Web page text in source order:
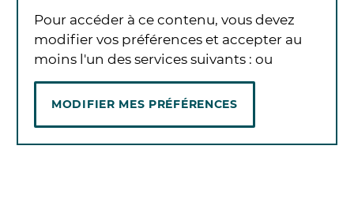
Pour accéder à ce contenu, vous devez
modifier vos préférences et accepter au
moins l'un des services suivants : ou
MODIFIER MES PRÉFÉRENCES